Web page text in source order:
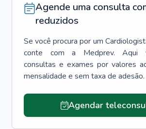
Agende uma consulta
reduzidos
Se você procura por um
conte com a Medprev. Aqui
consultas e exames por valores
mensalidade e sem taxa de adesão.
Agendar